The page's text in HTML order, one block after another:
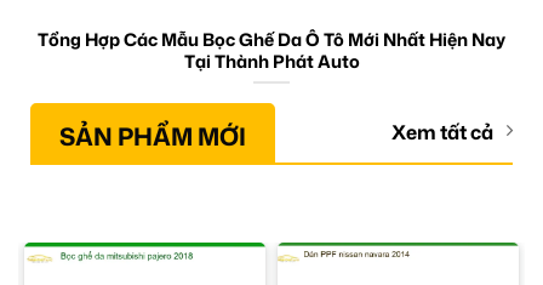
Tổng Hợp Các Mẫu Bọc Ghế Da Ô Tô Mới Nhất Hiện Nay
Tại Thành Phát Auto
SẢN PHẨM MỚI Xem tất cả